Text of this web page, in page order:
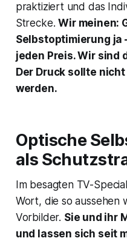
praktiziert und das
Strecke.Wir meinen:
Selbstoptimierung ja
jeden Preis. Wir sind
Der Druck sollte
werden.
Optische
als
Im besagten TV-
Wort, die so aussehen
Vorbilder. Sie und ihr
und lassen sich seit